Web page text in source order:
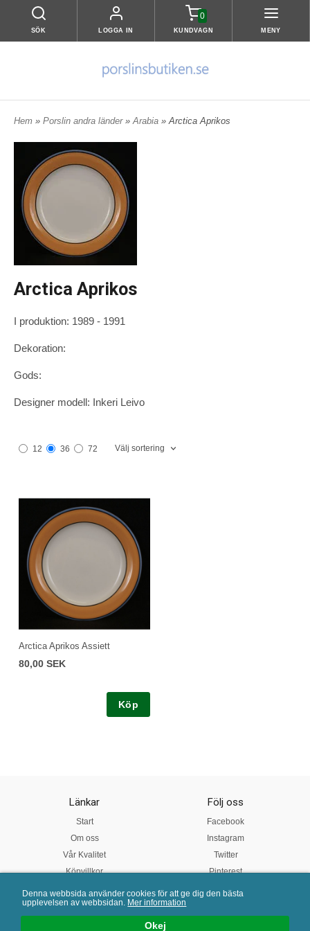
Okej
Denna webbsida använder cookies för att ge dig den bästa
upplevelsen av webbsidan. Mer information
SÖK LOGGA IN
0
KUNDVAGN MENY
Hem » Porslin andra länder » Arabia » Arctica Aprikos
Arctica Aprikos
I produktion: 1989 - 1991
Dekoration:
Gods:
Designer modell: Inkeri Leivo
12 36 72 Välj sortering
Arctica Aprikos Assiett
80,00 SEK
Köp
Länkar
Start
Om oss
Vår Kvalitet
Köpvillkor
Följ oss
Facebook
Instagram
Twitter
Pinterest
eValent Group